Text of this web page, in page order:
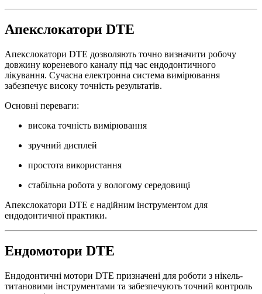
Апекслокатори DTE
Апекслокатори DTE дозволяють точно визначити робочу
довжину кореневого каналу під час ендодонтичного
лікування. Сучасна електронна система вимірювання
забезпечує високу точність результатів.
Основні переваги:
висока точність вимірювання
зручний дисплей
простота використання
стабільна робота у вологому середовищі
Апекслокатори DTE є надійним інструментом для
ендодонтичної практики.
Ендомотори DTE
Ендодонтичні мотори DTE призначені для роботи з нікель-
титановими інструментами та забезпечують точний контроль